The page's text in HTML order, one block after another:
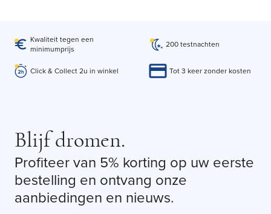
Kwaliteit tegen een
minimumprijs
200 testnachten
Click & Collect 2u in winkel Tot 3 keer zonder kosten
Blijf dromen.
Profiteer van 5% korting op uw eerste
bestelling en ontvang onze
aanbiedingen en nieuws.